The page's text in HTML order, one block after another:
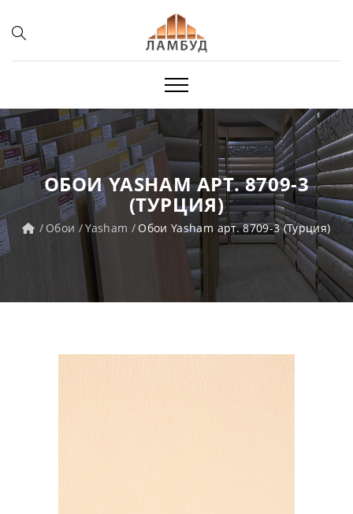
ОБОИ YASHAM АРТ. 8709-3
(ТУРЦИЯ)
Обои Yasham Обои Yasham арт. 8709-3 (Турция)